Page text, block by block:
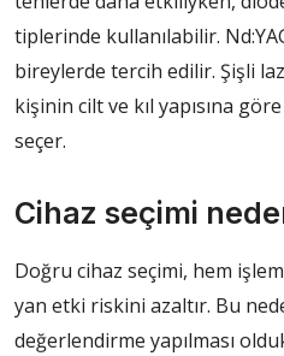
tiplerinde kullanılabilir.
bireylerde tercih edilir. Şişli
kişinin cilt ve kıl yapısına
seçer.
Cihaz seçimi
Doğru cihaz seçimi, hem
yan etki riskini azaltır. Bu
değerlendirme yapılması